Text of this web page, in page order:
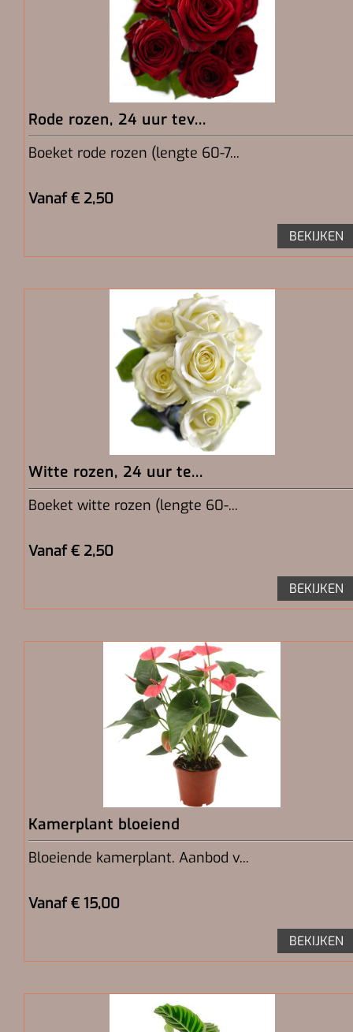
Rode rozen, 24 uur tev...
Boeket rode rozen (lengte 60-7...
Vanaf € 2,50
BEKIJKEN
Witte rozen, 24 uur te...
Boeket witte rozen (lengte 60-...
Vanaf € 2,50
BEKIJKEN
Kamerplant bloeiend
Bloeiende kamerplant. Aanbod v...
Vanaf € 15,00
BEKIJKEN